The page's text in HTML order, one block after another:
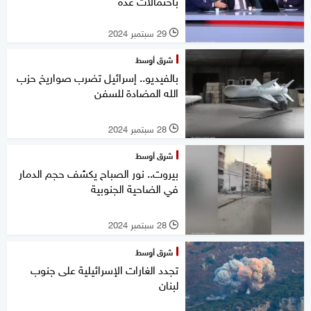
l 29 سبتمبر 2024
شرق أوسط
بالفيديو.. إسرائيل تضرب صواريخ حزب
الله المضادة للسفن
l 28 سبتمبر 2024
شرق أوسط
بيروت.. نور الصباح يكشف حجم الدمار
في الضاحية الجنوبية
l 28 سبتمبر 2024
شرق أوسط
تجدد الغارات الإسرائيلية على جنوب
لبنان